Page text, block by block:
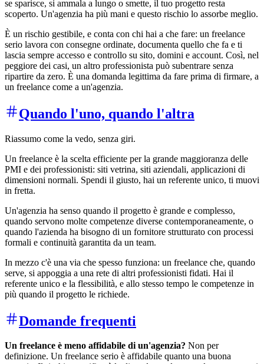
se sparisce, si ammala a lungo o smette, il tuo progetto resta
scoperto. Un'agenzia ha più mani e questo rischio lo assorbe meglio.
È un rischio gestibile, e conta con chi hai a che fare: un freelance
serio lavora con consegne ordinate, documenta quello che fa e ti
lascia sempre accesso e controllo su sito, domini e account. Così, nel
peggiore dei casi, un altro professionista può subentrare senza
ripartire da zero. È una domanda legittima da fare prima di firmare, a
un freelance come a un'agenzia.
Quando l'uno, quando l'altra
Riassumo come la vedo, senza giri.
Un freelance è la scelta efficiente per la grande maggioranza delle
PMI e dei professionisti: siti vetrina, siti aziendali, applicazioni di
dimensioni normali. Spendi il giusto, hai un referente unico, ti muovi
in fretta.
Un'agenzia ha senso quando il progetto è grande e complesso,
quando servono molte competenze diverse contemporaneamente, o
quando l'azienda ha bisogno di un fornitore strutturato con processi
formali e continuità garantita da un team.
In mezzo c'è una via che spesso funziona: un freelance che, quando
serve, si appoggia a una rete di altri professionisti fidati. Hai il
referente unico e la flessibilità, e allo stesso tempo le competenze in
più quando il progetto le richiede.
Domande frequenti
Un freelance è meno affidabile di un'agenzia? Non per
definizione. Un freelance serio è affidabile quanto una buona